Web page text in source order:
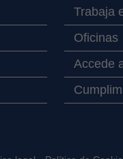
Trabaja
Oficinas
Accede